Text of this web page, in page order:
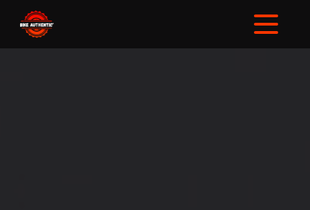
Panneau de gestion des cookies